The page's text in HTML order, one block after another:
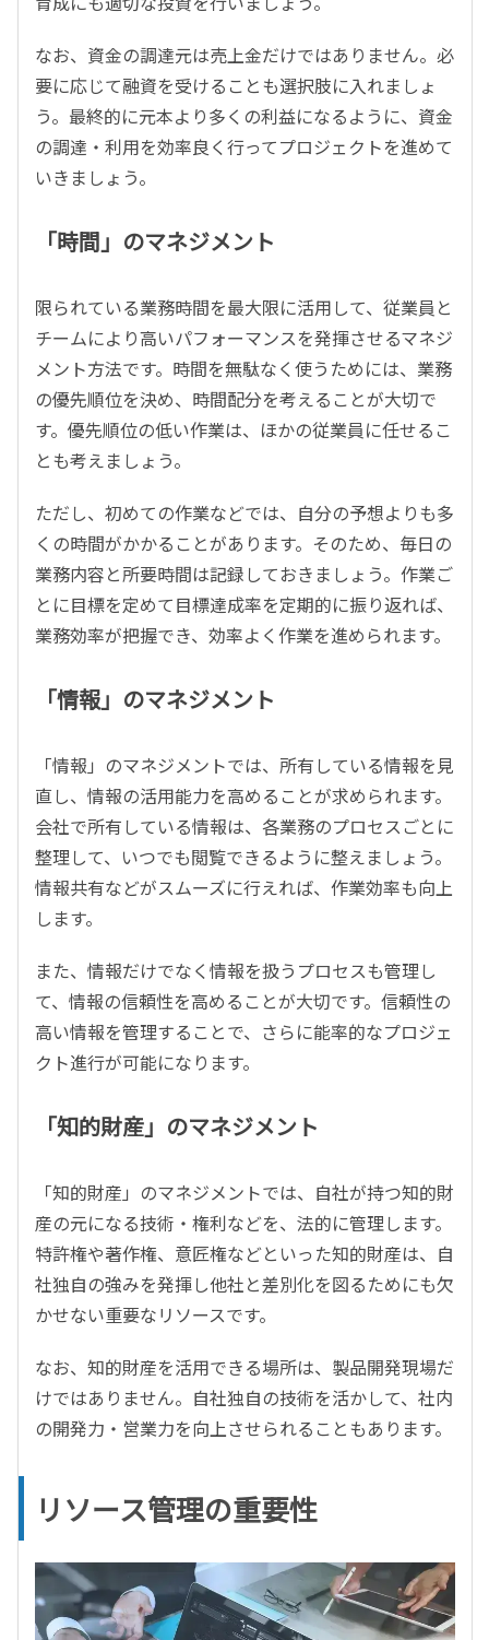
なお、資金の調達元は売上金だけではありません。必
要に応じて融資を受けることも選択肢に入れましょ
う。最終的に元本より多くの利益になるように、資金
の調達・利用を効率良く行ってプロジェクトを進めて
いきましょう。
「時間」のマネジメント
限られている業務時間を最大限に活用して、従業員と
チームにより高いパフォーマンスを発揮させるマネジ
メント方法です。時間を無駄なく使うためには、業務
の優先順位を決め、時間配分を考えることが大切で
す。優先順位の低い作業は、ほかの従業員に任せるこ
とも考えましょう。
ただし、初めての作業などでは、自分の予想よりも多
くの時間がかかることがあります。そのため、毎日の
業務内容と所要時間は記録しておきましょう。作業ご
とに目標を定めて目標達成率を定期的に振り返れば、
業務効率が把握でき、効率よく作業を進められます。
「情報」のマネジメント
「情報」のマネジメントでは、所有している情報を見
直し、情報の活用能力を高めることが求められます。
会社で所有している情報は、各業務のプロセスごとに
整理して、いつでも閲覧できるように整えましょう。
情報共有などがスムーズに行えれば、作業効率も向上
します。
また、情報だけでなく情報を扱うプロセスも管理し
て、情報の信頼性を高めることが大切です。信頼性の
高い情報を管理することで、さらに能率的なプロジェ
クト進行が可能になります。
「知的財産」のマネジメント
「知的財産」のマネジメントでは、自社が持つ知的財
産の元になる技術・権利などを、法的に管理します。
特許権や著作権、意匠権などといった知的財産は、自
社独自の強みを発揮し他社と差別化を図るためにも欠
かせない重要なリソースです。
なお、知的財産を活用できる場所は、製品開発現場だ
けではありません。自社独自の技術を活かして、社内
の開発力・営業力を向上させられることもあります。
リソース管理の重要性